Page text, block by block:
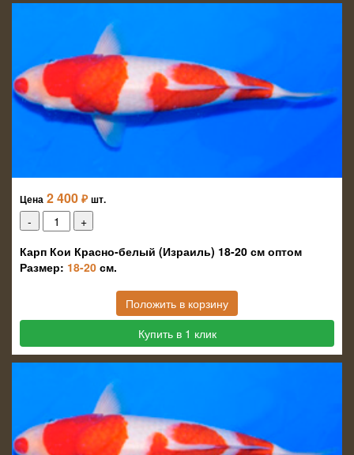
Цена 2 400 ₽ шт.
Карп Кои Красно-белый (Израиль) 18-20 см оптом
Размер: 18-20 см.
Положить в корзину
Купить в 1 клик